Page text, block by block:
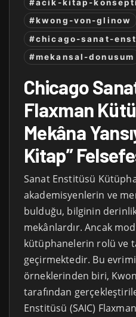
#acik-kitap-konsepti
#kwong-von-glinow
#chicago-sanat-
#mekansal-donusum
Chicago
Flaxman
Mekâna
Kitap”
Sanat Enstitüsü
akademisyenlerin ve
bulduğu, bilginin
mekânlardır. Ancak
kütüphanelerin rolü ve
geçirmektedir. Bu
örneklerinden biri,
tarafından
Enstitüsü (SAIC)